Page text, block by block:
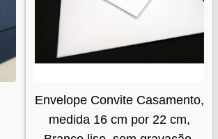
Envelope Convite Casamento,
medida 16 cm por 22 cm,